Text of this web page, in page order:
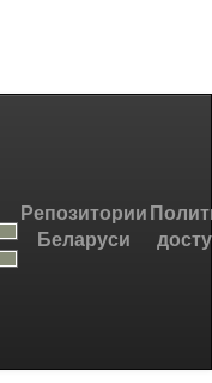
Репозитории
Беларуси